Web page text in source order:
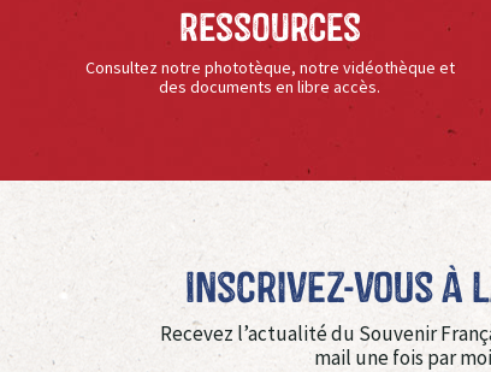
Ressources
Consultez notre phototèque, notre vidéothèque et
des documents en libre accès.
Inscrivez-vous à
Recevez l’actualité du Souvenir
mail une fois par